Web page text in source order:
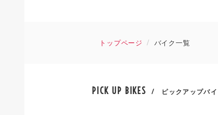
トップページ バイク一覧
PICK UP BIKES / ピックアップバ